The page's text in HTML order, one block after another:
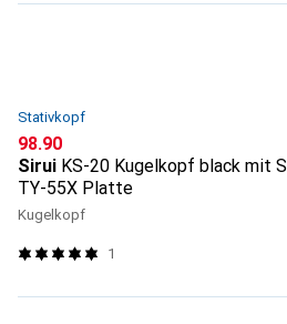
Stativkopf
CHF
98.90
Sirui KS-20 Kugelkopf black mit
TY-55X Platte
Kugelkopf
1